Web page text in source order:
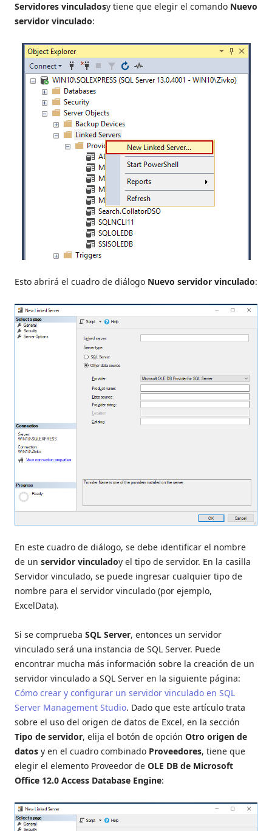
Servidores vinculadosy tiene que elegir el comando Nuevo
servidor vinculado:
Esto abrirá el cuadro de diálogo Nuevo servidor vinculado:
En este cuadro de diálogo, se debe identificar el nombre
de un servidor vinculadoy el tipo de servidor. En la casilla
Servidor vinculado, se puede ingresar cualquier tipo de
nombre para el servidor vinculado (por ejemplo,
ExcelData).
Si se comprueba SQL Server, entonces un servidor
vinculado será una instancia de SQL Server. Puede
encontrar mucha más información sobre la creación de un
servidor vinculado a SQL Server en la siguiente página:
Cómo crear y configurar un servidor vinculado en SQL
Server Management Studio. Dado que este artículo trata
sobre el uso del origen de datos de Excel, en la sección
Tipo de servidor, elija el botón de opción Otro origen de
datos y en el cuadro combinado Proveedores, tiene que
elegir el elemento Proveedor de OLE DB de Microsoft
Office 12.0 Access Database Engine: